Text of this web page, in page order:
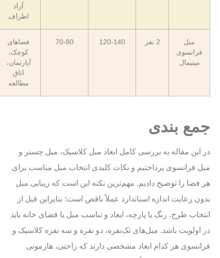
آزاد
اطراف
مبل
فرانسوی
مینیمال
120-140
70-80
فضاهای
کوچک،
آپارتمان،
اتاق
مطالعه
جمع بندی
در این مقاله به بررسی کامل ابعاد مبل کلاسیک، مبل چستر و
مبل فرانسوی پرداختیم و نکات کلیدی انتخاب مبل مناسب برای
هر فضا را توضیح دادیم. مهم‌ترین نکته این است که زیبایی مبل
بدون رعایت اندازه استاندارد عملاً ناقص است؛ بنابراین قبل از
انتخاب طرح، رنگ یا پارچه، ابعاد و تناسب مبل با فضای خانه باید
در اولویت باشد. مبل‌های تک‌نفره، دو نفره و سه نفره کلاسیک و
فرانسوی هر کدام ابعاد مشخصی دارند که راحتی، هارمونی